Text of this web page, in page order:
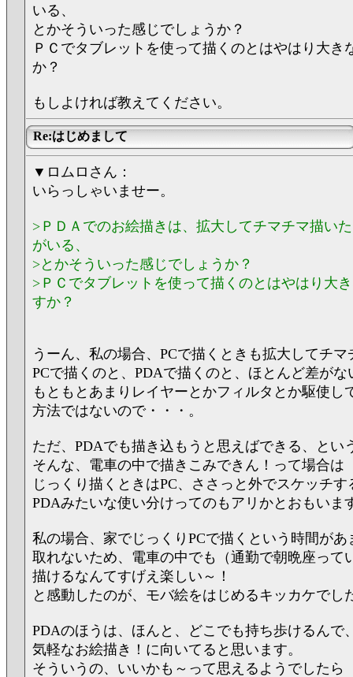
いる、
とかそういった感じでしょうか？
ＰＣでタブレットを使って描くのとはやはり大き
か？
もしよければ教えてください。
Re:はじめまして
▼ロムロさん：
いらっしゃいませー。
>ＰＤＡでのお絵描きは、拡大してチマチマ描い
がいる、
>とかそういった感じでしょうか？
>ＰＣでタブレットを使って描くのとはやはり大
すか？
うーん、私の場合、PCで描くときも拡大してチ
PCで描くのと、PDAで描くのと、ほとんど差がな
もともとあまりレイヤーとかフィルタとか駆使し
方法ではないので・・・。
ただ、PDAでも描き込もうと思えばできる、とい
そんな、電車の中で描きこみできん！って場合は
じっくり描くときはPC、ささっと外でスケッチす
PDAみたいな使い分けってのもアリかとおもいま
私の場合、家でじっくりPCで描くという時間があ
取れないため、電車の中でも（通勤で朝晩座って
描けるなんてすげえ楽しい～！
と感動したのが、モバ絵をはじめるキッカケでし
PDAのほうは、ほんと、どこでも持ち歩けるんで
気軽なお絵描き！に向いてると思います。
そういうの、いいかも～って思えるようでしたら